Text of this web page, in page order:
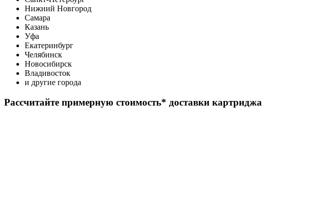
Нижний Новгород
Самара
Казань
Уфа
Екатеринбург
Челябинск
Новосибирск
Владивосток
и другие города
Рассчитайте примерную стоимость* доставки картриджа